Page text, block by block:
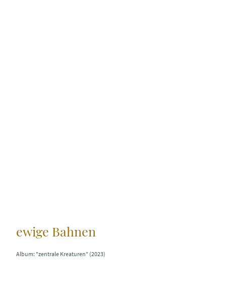
ewige Bahnen
Album: "zentrale Kreaturen" (2023)